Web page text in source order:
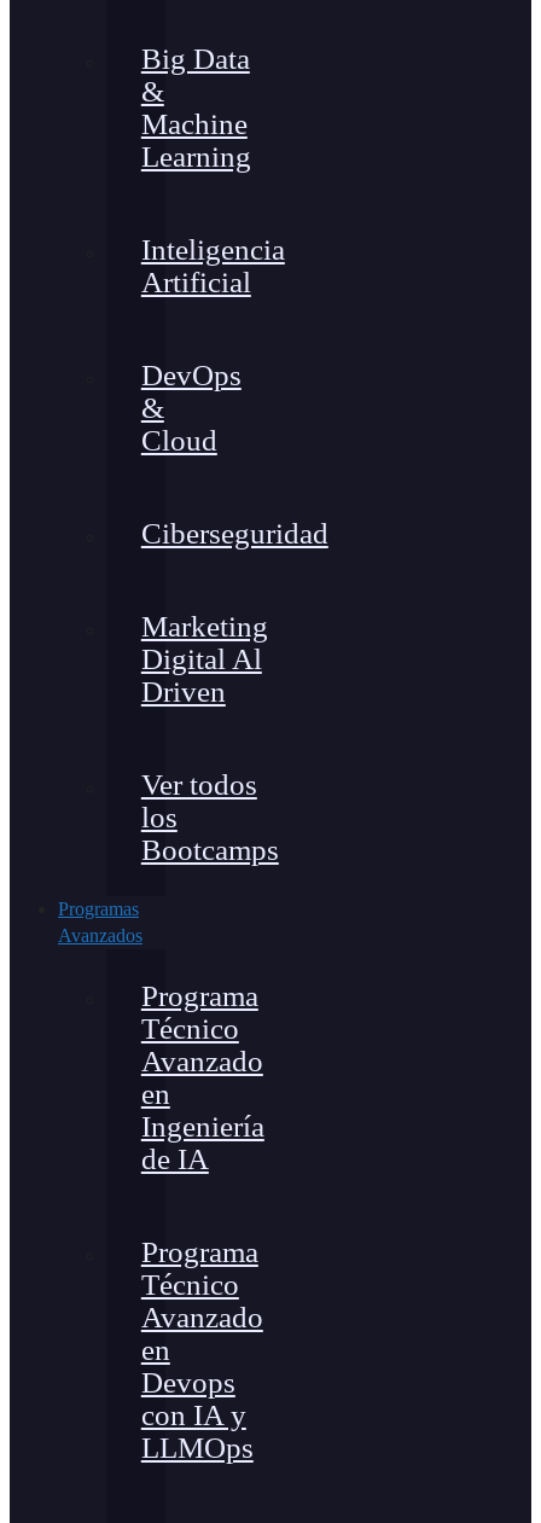
Big Data
&
Machine
Learning
Inteligencia
Artificial
DevOps
&
Cloud
Ciberseguridad
Marketing
Digital Al
Driven
Ver todos
los
Bootcamps
Programas
Avanzados
Programa
Técnico
Avanzado
en
Ingeniería
de IA
Programa
Técnico
Avanzado
en
Devops
con IA y
LLMOps